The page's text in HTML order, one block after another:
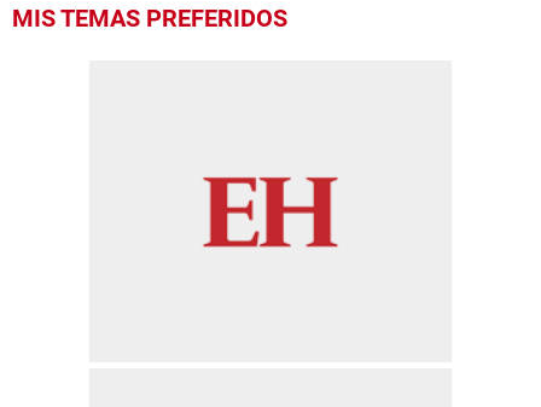
MIS TEMAS PREFERIDOS